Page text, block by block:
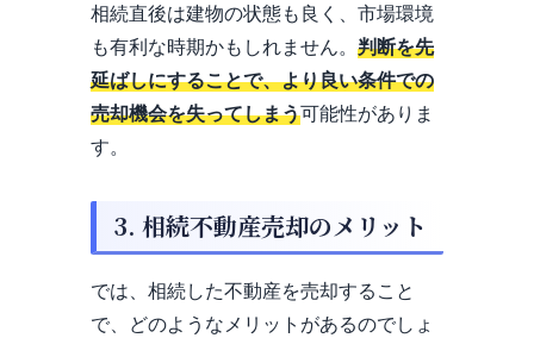
相続直後は建物の状態も良く、市場環境
も有利な時期かもしれません。 判断を先
延ばしにすることで、より良い条件での
売却機会を失ってしまう可能性がありま
す。
3. 相続不動産売却のメリット
では、相続した不動産を売却すること
で、どのようなメリットがあるのでしょ